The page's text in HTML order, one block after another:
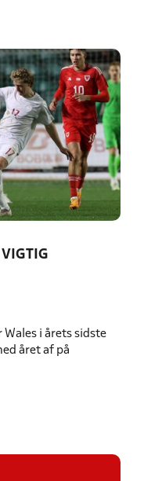
Wales i årets sidste
året af på